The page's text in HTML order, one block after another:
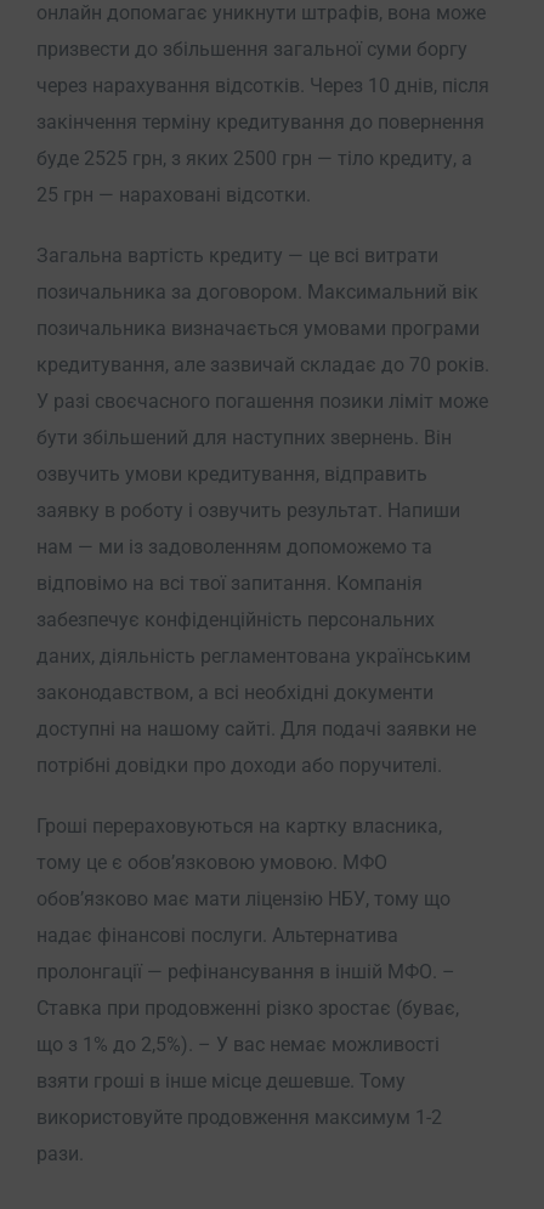
онлайн допомагає уникнути штрафів, вона може
призвести до збільшення загальної суми боргу
через нарахування відсотків. Через 10 днів, після
закінчення терміну кредитування до повернення
буде 2525 грн, з яких 2500 грн — тіло кредиту, а
25 грн — нараховані відсотки.
Загальна вартість кредиту — це всі витрати
позичальника за договором. Максимальний вік
позичальника визначається умовами програми
кредитування, але зазвичай складає до 70 років.
У разі своєчасного погашення позики ліміт може
бути збільшений для наступних звернень. Він
озвучить умови кредитування, відправить
заявку в роботу і озвучить результат. Напиши
нам — ми із задоволенням допоможемо та
відповімо на всі твої запитання. Компанія
забезпечує конфіденційність персональних
даних, діяльність регламентована українським
законодавством, а всі необхідні документи
доступні на нашому сайті. Для подачі заявки не
потрібні довідки про доходи або поручителі.
Гроші перераховуються на картку власника,
тому це є обов’язковою умовою. МФО
обов’язково має мати ліцензію НБУ, тому що
надає фінансові послуги. Альтернатива
пролонгації — рефінансування в іншій МФО. –
Ставка при продовженні різко зростає (буває,
що з 1% до 2,5%). – У вас немає можливості
взяти гроші в інше місце дешевше. Тому
використовуйте продовження максимум 1-2
рази.